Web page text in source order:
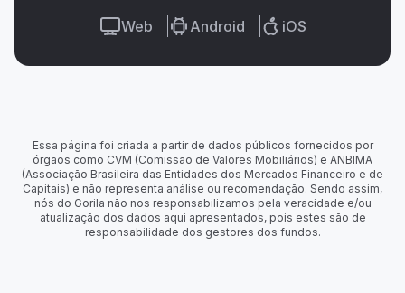
Web Android iOS
Essa página foi criada a partir de dados públicos fornecidos por
órgãos como CVM (Comissão de Valores Mobiliários) e ANBIMA
(Associação Brasileira das Entidades dos Mercados Financeiro e de
Capitais) e não representa análise ou recomendação. Sendo assim,
nós do Gorila não nos responsabilizamos pela veracidade e/ou
atualização dos dados aqui apresentados, pois estes são de
responsabilidade dos gestores dos fundos.